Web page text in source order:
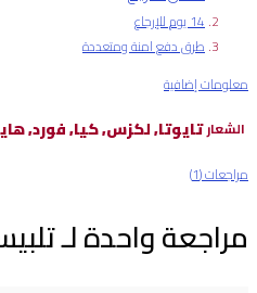
14 يوم للإرجاع
طرق دفع امنة ومتعددة
معلومات إضافية
الشعارتايوتا, لكزس, كيا, فورد,
مراجعات (1)
مراجعة واحدة لـ